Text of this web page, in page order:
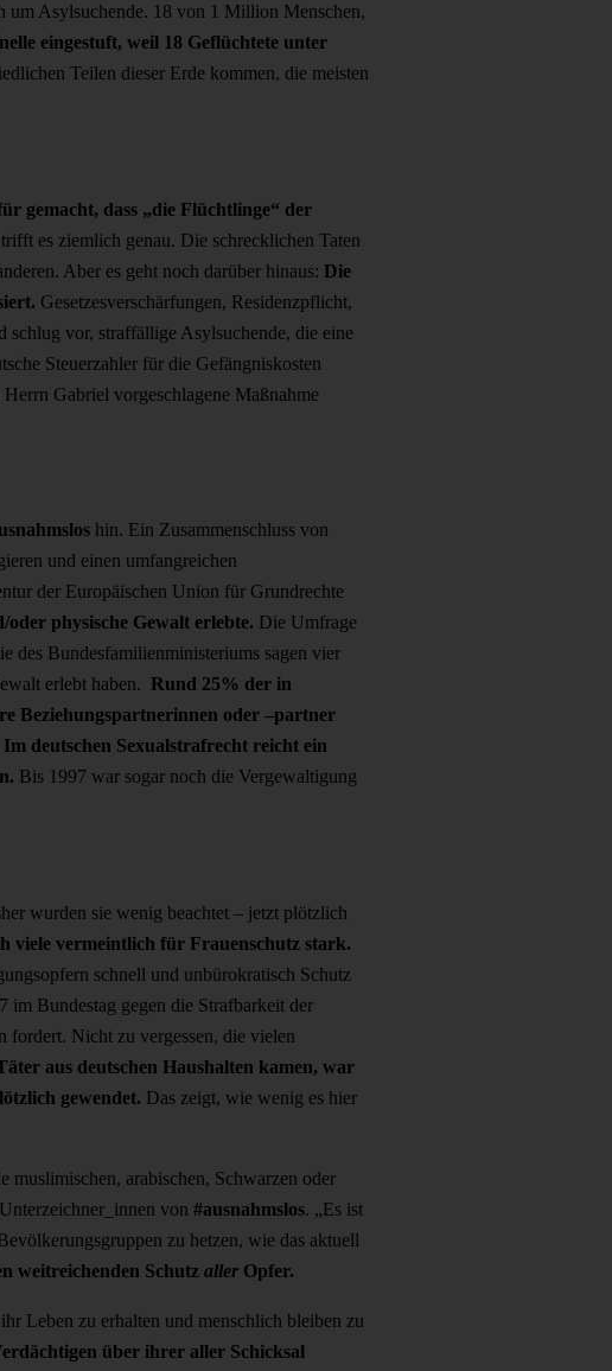
um Asylsuchende. 18 von 1 Million Menschen,
eingestuft, weil 18 Geflüchtete unter
Teilen dieser Erde kommen, die meisten
gemacht, dass „die Flüchtlinge“ der
es ziemlich genau. Die schrecklichen Taten
Aber es geht noch darüber hinaus: Die
Gesetzesverschärfungen, Residenzpflicht,
schlug vor, straffällige Asylsuchende, die eine
Steuerzahler für die Gefängniskosten
Gabriel vorgeschlagene Maßnahme
hin. Ein Zusammenschluss von
und einen umfangreichen
der Europäischen Union für Grundrechte
physische Gewalt erlebte. Die Umfrage
des Bundesfamilienministeriums sagen vier
erlebt haben. Rund 25% der in
Beziehungspartnerinnen oder –partner
Im deutschen Sexualstrafrecht reicht ein
Bis 1997 war sogar noch die Vergewaltigung
wurden sie wenig beachtet – jetzt plötzlich
viele vermeintlich für Frauenschutz stark.
schnell und unbürokratisch Schutz
im Bundestag gegen die Strafbarkeit der
fordert. Nicht zu vergessen, die vielen
aus deutschen Haushalten kamen, war
gewendet. Das zeigt, wie wenig es hier
arabischen, Schwarzen oder
von #ausnahmslos. „Es ist
zu hetzen, wie das aktuell
weitreichenden Schutz aller Opfer.
Leben zu erhalten und menschlich bleiben zu
über ihrer aller Schicksal